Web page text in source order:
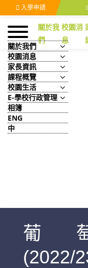
入學申請
關於我
們
校園消
息
關於我們
校園消息
家長資訊
課程概覽
校園生活
E-學校行政管理
相簿
ENG
中
葡
(2022/